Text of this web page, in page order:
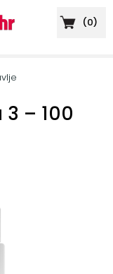
(0)
– 100